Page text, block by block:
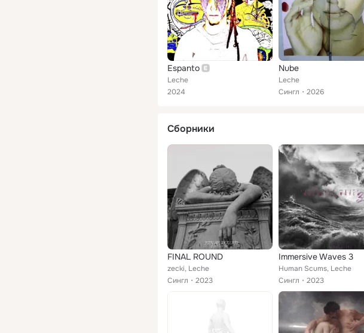
Espanto
Leche
2024
Nube
Leche
Сингл
2026
Сборники
FINAL ROUND
zecki, Leche
Сингл
2023
Immersive Waves 3
Human Scums, Leche
Сингл
2023